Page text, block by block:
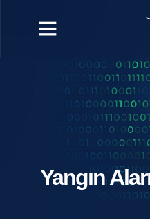
Yangın